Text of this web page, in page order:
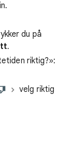
du på
.
riktig?»:
velg riktig